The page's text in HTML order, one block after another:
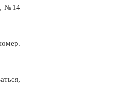
№14